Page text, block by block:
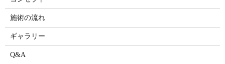
施術の流れ
ギャラリー
Q&A